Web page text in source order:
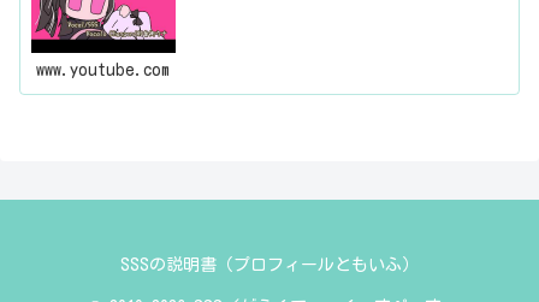
www.youtube.com
SSSの説明書（プロフィールともいふ）